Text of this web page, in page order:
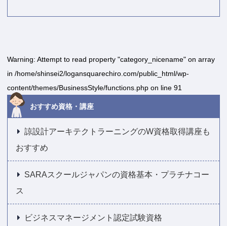
Warning: Attempt to read property "category_nicename" on array
in /home/shinsei2/logansquarechiro.com/public_html/wp-
content/themes/BusinessStyle/functions.php on line 91
おすすめ資格・講座
諒設計アーキテクトラーニングのW資格取得講座も
おすすめ
SARAスクールジャパンの資格基本・プラチナコー
ス
ビジネスマネージメント認定試験資格